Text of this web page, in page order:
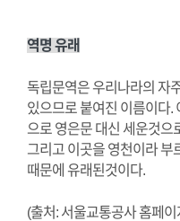
역명 유래
독립문역은 우리나라의 자
있으므로 붙여진 이름이다.
으로 영은문 대신 세운것으
그리고 이곳을 영천이라 부
때문에 유래된것이다.
(출처: 서울교통공사 홈페이